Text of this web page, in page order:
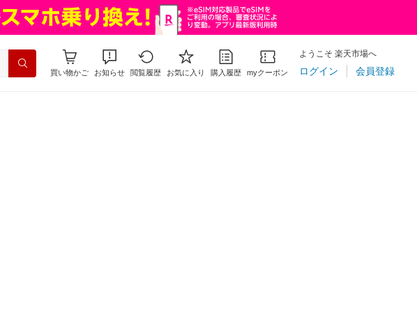
買い物かご お知らせ 閲覧履歴 お気に入り 購入履歴 myクーポン
ようこそ 楽天市場へ
ログイン 会員登録